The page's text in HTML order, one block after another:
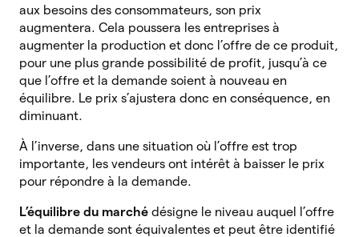
aux besoins des consommateurs, son prix
augmentera. Cela poussera les entreprises à
augmenter la production et donc l’offre de ce produit,
pour une plus grande possibilité de profit, jusqu’à ce
que l’offre et la demande soient à nouveau en
équilibre. Le prix s’ajustera donc en conséquence, en
diminuant.
À l’inverse, dans une situation où l’offre est trop
importante, les vendeurs ont intérêt à baisser le prix
pour répondre à la demande.
L’équilibre du marché désigne le niveau auquel l’offre
et la demande sont équivalentes et peut être identifié